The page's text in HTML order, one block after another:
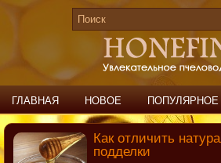
ГЛАВНАЯ НОВОЕ ПОПУЛЯРНОЕ
ПОИСК КОНТАКТЫ
Как отличить
подделки